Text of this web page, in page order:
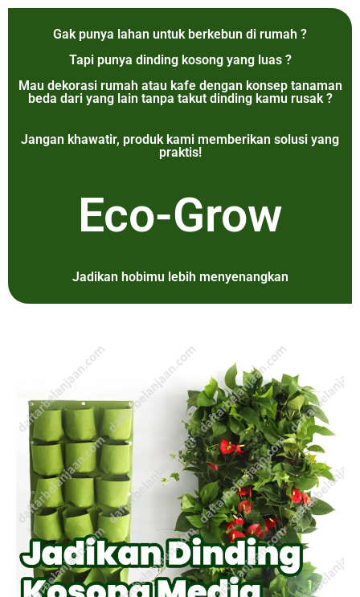
Gak punya lahan untuk berkebun di rumah ?
Tapi punya dinding kosong yang luas ?
Mau dekorasi rumah atau kafe dengan konsep tanaman
beda dari yang lain tanpa takut dinding kamu rusak ?
Jangan khawatir, produk kami memberikan solusi yang
praktis!
Eco-Grow
Jadikan hobimu lebih menyenangkan